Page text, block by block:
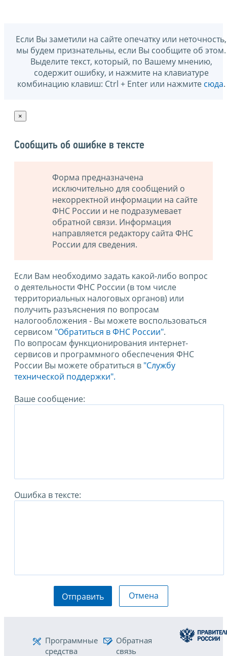
Если Вы заметили на сайте опечатку или неточность,
мы будем признательны, если Вы сообщите об этом.
Выделите текст, который, по Вашему мнению,
содержит ошибку, и нажмите на клавиатуре
комбинацию клавиш: Ctrl + Enter или нажмите сюда.
×
Сообщить об ошибке в тексте
Форма предназначена
исключительно для сообщений о
некорректной информации на сайте
ФНС России и не подразумевает
обратной связи. Информация
направляется редактору сайта ФНС
России для сведения.
Если Вам необходимо задать какой-либо вопрос
о деятельности ФНС России (в том числе
территориальных налоговых органов) или
получить разъяснения по вопросам
налогообложения - Вы можете воспользоваться
сервисом "Обратиться в ФНС России".
По вопросам функционирования интернет-
сервисов и программного обеспечения ФНС
России Вы можете обратиться в "Службу
технической поддержки".
Ваше сообщение:
Ошибка в тексте:
Отправить Отмена
Программные
средства
Обратная
связь